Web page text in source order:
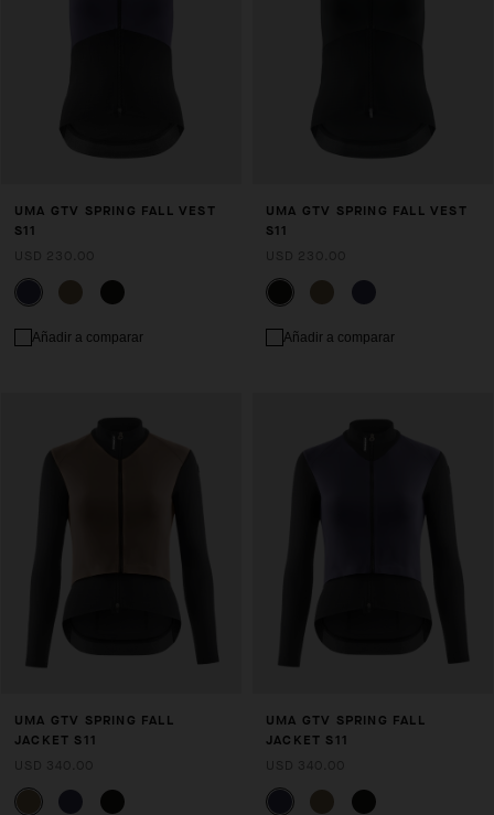
UMA GTV SPRING FALL VEST
S11
Añadir a comparar
UMA GTV SPRING FALL VEST
S11
Añadir a comparar
UMA GTV SPRING FALL
JACKET S11
UMA GTV SPRING FALL
JACKET S11